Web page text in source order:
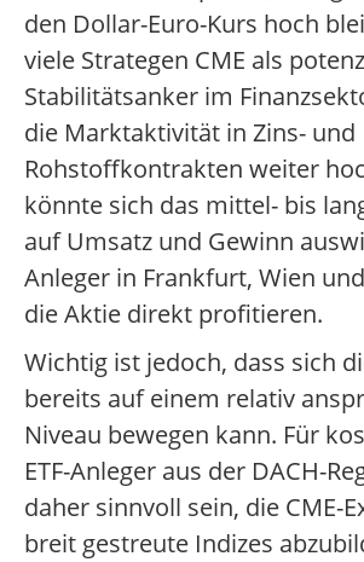
den Dollar-Euro-Kurs hoch
viele Strategen CME als
Stabilitätsanker im
die Marktaktivität in Zins- und
Rohstoffkontrakten weiter
könnte sich das mittel- bis
auf Umsatz und Gewinn
Anleger in Frankfurt, Wien
die Aktie direkt profitieren.
Wichtig ist jedoch, dass sich
bereits auf einem relativ
Niveau bewegen kann. Für
ETF-Anleger aus der DACH-
daher sinnvoll sein, die CME-
breit gestreute Indizes